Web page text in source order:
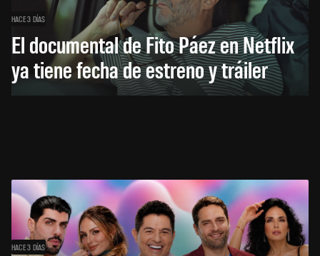
HACE 3 DÍAS
El documental de Fito Páez en Netflix
ya tiene fecha de estreno y tráiler
HACE 3 DÍAS